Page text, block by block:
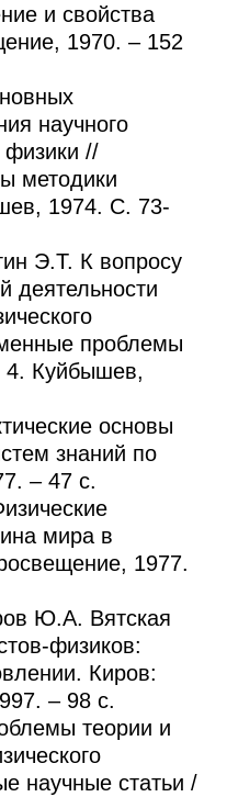
и свойства
1970. – 152
научного
физики //
методики
1974. С. 73-
Э.Т. К вопросу
деятельности
проблемы
4. Куйбышев,
основы
знаний по
– 47 с.
мира в
1977.
Ю.А. Вятская
физиков:
Киров:
– 98 с.
теории и
научные статьи /